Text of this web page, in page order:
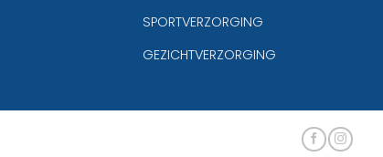
SPORTVERZORGING
GEZICHTVERZORGING